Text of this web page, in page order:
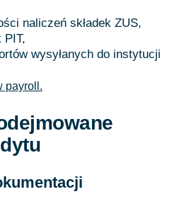
naliczeń składek ZUS,
PIT,
wysyłanych do instytucji
payroll.